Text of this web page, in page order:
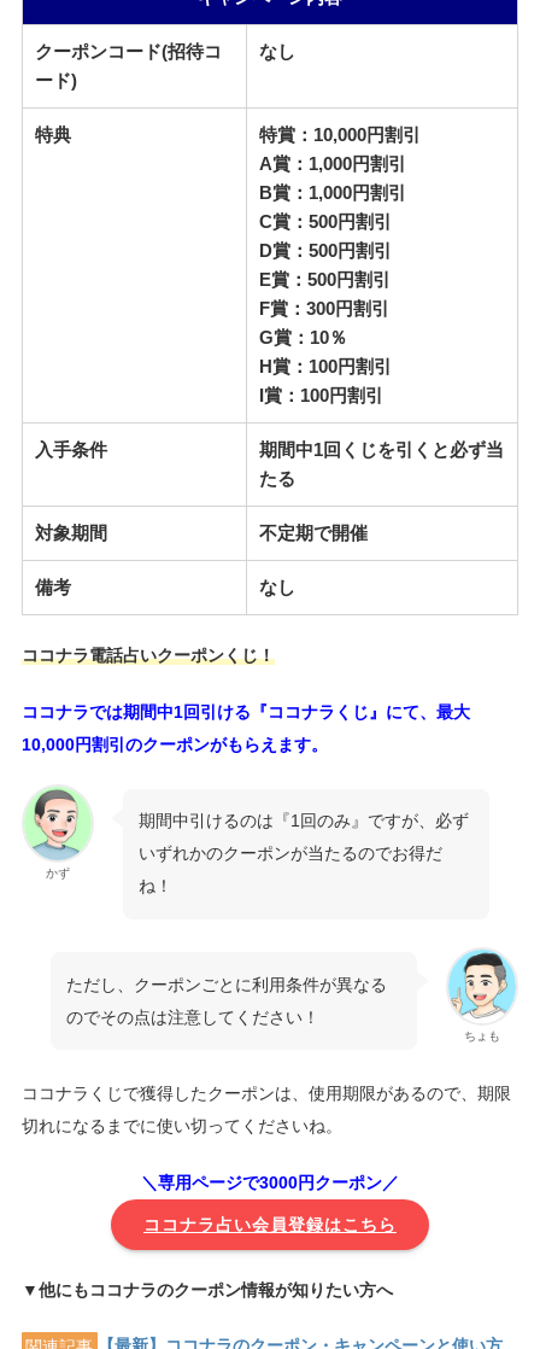
クーポンコード(招待コ
ード)
なし
特典
特賞：10,000円割引
A賞：1,000円割引
B賞：1,000円割引
C賞：500円割引
D賞：500円割引
E賞：500円割引
F賞：300円割引
G賞：10％
H賞：100円割引
I賞：100円割引
入手条件
期間中1回くじを引くと必ず当
たる
対象期間 不定期で開催
備考 なし
ココナラ電話占いクーポンくじ！
ココナラでは期間中1回引ける『ココナラくじ』にて、最大
10,000円割引のクーポンがもらえます。
かず
期間中引けるのは『1回のみ』ですが、必ず
いずれかのクーポンが当たるのでお得だ
ね！
ちょも
ただし、クーポンごとに利用条件が異なる
のでその点は注意してください！
ココナラくじで獲得したクーポンは、使用期限があるので、期限
切れになるまでに使い切ってくださいね。
＼専用ページで3000円クーポン／
ココナラ占い会員登録はこちら
▼他にもココナラのクーポン情報が知りたい方へ